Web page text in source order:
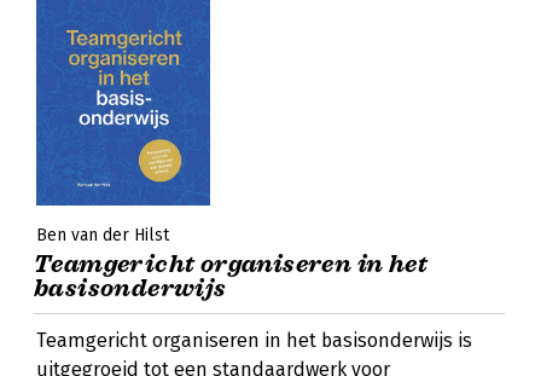
Ben van der Hilst
Teamgericht organiseren in het
basisonderwijs
Teamgericht organiseren in het basisonderwijs is
uitgegroeid tot een standaardwerk voor